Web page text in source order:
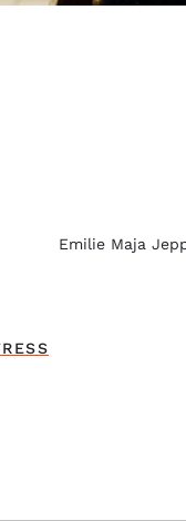
Emilie Maja